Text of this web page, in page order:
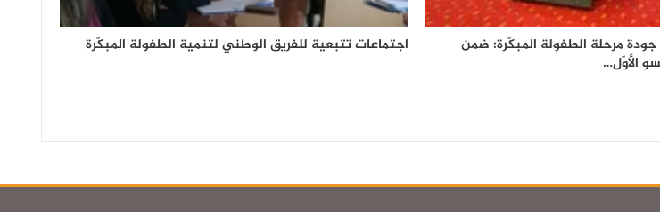
مرحلة الطفولة المبكّرة: ضمن
الأوّل…
اجتماعات تتبعية للفريق الوطني لتنمية الطفولة المبكّرة